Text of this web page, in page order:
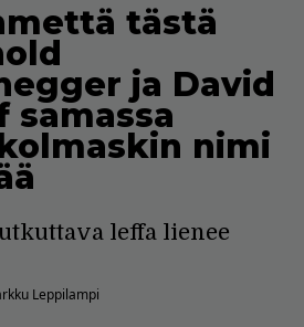
tästä
ja David
samassa
nimi
leffa lienee
Leppilampi